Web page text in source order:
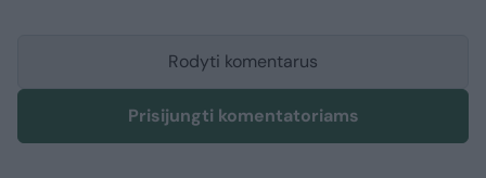
Rodyti komentarus
Prisijungti komentatoriams